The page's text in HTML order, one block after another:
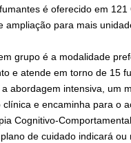
é oferecido em 121
ampliação para mais
grupo é a modalidade
e atende em torno de 15
abordagem intensiva, um
clínica e encaminha para o
Cognitivo-
de cuidado indicará ou